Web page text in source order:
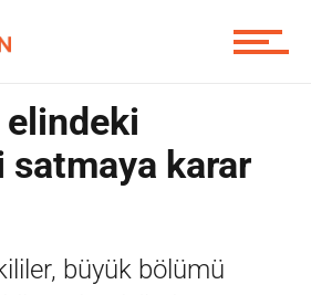
satmaya karar
büyük bölümü